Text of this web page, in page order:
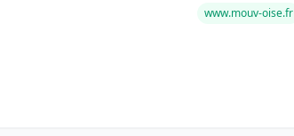
www.mouv-oise.fr